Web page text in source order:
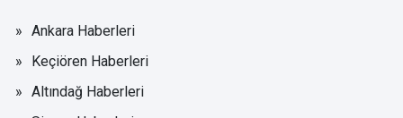
Ankara Haberleri
Keçiören Haberleri
Altındağ Haberleri